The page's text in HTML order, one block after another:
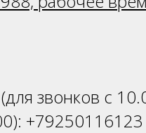
звонков с
+79250116123